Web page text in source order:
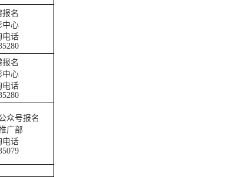
报名
中心
电话
报名
中心
电话
众号报名
广部
电话